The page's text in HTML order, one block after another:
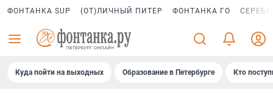
ФОНТАНКА SUP (ОТ)ЛИЧНЫЙ ПИТЕР ФОНТАНКА ГО
Куда пойти на выходных Образование в Петербурге Кто